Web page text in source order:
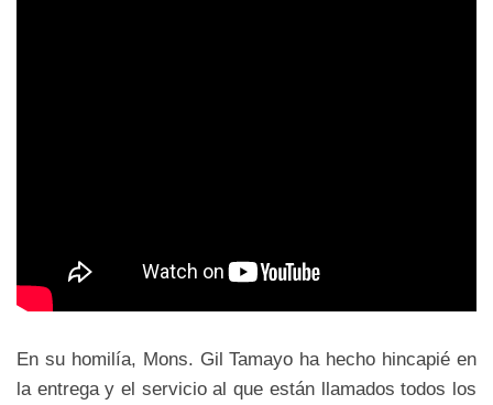
En su homilía, Mons. Gil Tamayo ha hecho hincapié en
la entrega y el servicio al que están llamados todos los